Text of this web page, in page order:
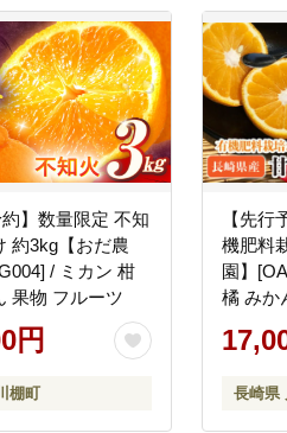
約】数量限定 不知
約3kg【おだ農
/ ミカン 柑
果物 フルーツ
円
棚町
【先行
機肥料
園】
長崎県